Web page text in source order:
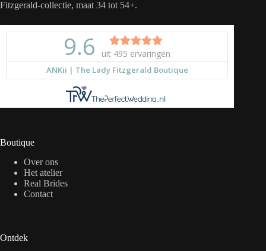
Fitzgerald-collectie, maat 34 tot 54+.
Boutique
Over ons
Het atelier
Real Brides
Contact
Ontdek